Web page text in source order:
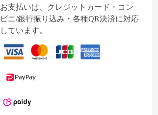
お支払いは、クレジットカード・コン
ビニ/銀行振り込み・各種QR決済に対応
しています。